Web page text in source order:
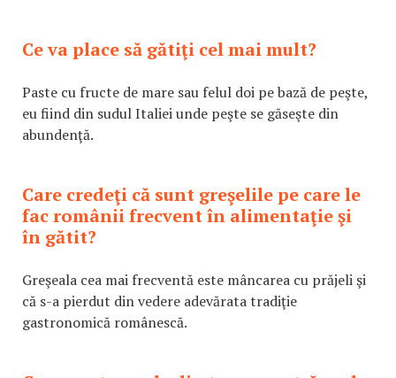
Ce va place să gătiţi cel mai mult?
Paste cu fructe de mare sau felul doi pe bază de peşte,
eu fiind din sudul Italiei unde peşte se găseşte din
abundenţă.
Care credeţi că sunt greşelile pe care le
fac românii frecvent în alimentaţie şi
în gătit?
Greşeala cea mai frecventă este mâncarea cu prăjeli şi
că s-a pierdut din vedere adevărata tradiţie
gastronomică românescă.